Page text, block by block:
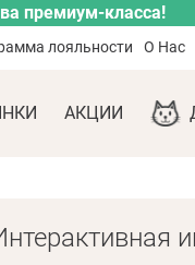
премиум-класса!
лояльности О Нас
АКЦИИ